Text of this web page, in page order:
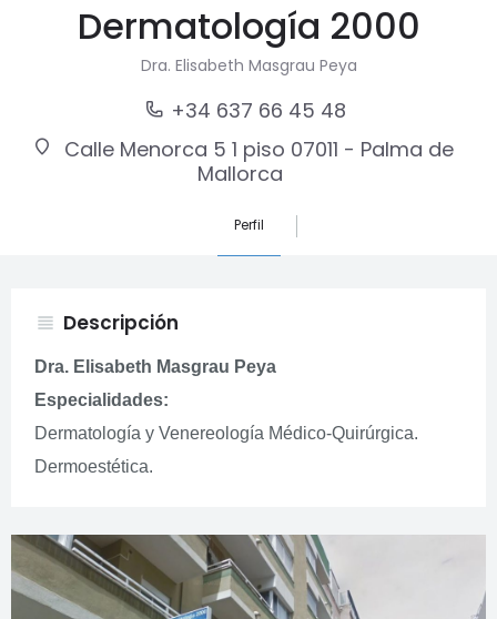
Dermatología 2000
Dra. Elisabeth Masgrau Peya
+34 637 66 45 48
Calle Menorca 5 1 piso 07011 - Palma de
Mallorca
Perfil
view_headline Descripción
Dra. Elisabeth Masgrau Peya
Especialidades:
Dermatología y Venereología Médico-Quirúrgica.
Dermoestética.